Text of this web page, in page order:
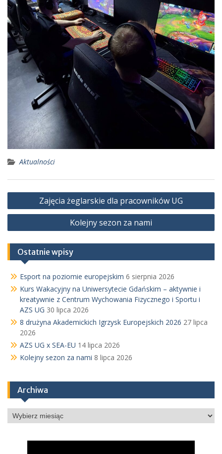
Aktualności
Nawigacja
wpisu
Zajęcia żeglarskie dla pracowników UG
Kolejny sezon za nami
Ostatnie wpisy
Esport na poziomie europejskim 6 sierpnia 2026
Kurs Wakacyjny na Uniwersytecie Gdańskim – aktywnie i
kreatywnie z Centrum Wychowania Fizycznego i Sportu i
AZS UG 30 lipca 2026
8 drużyna Akademickich Igrzysk Europejskich 2026 27 lipca
2026
AZS UG x SEA-EU 14 lipca 2026
Kolejny sezon za nami 8 lipca 2026
Archiwa
Archiwa